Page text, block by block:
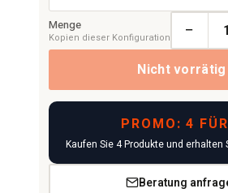
Menge
Kopien dieser Konfiguration −
Nicht vorrätig
PROMO: 4
Kaufen Sie 4 Produkte und erhalten
Beratung